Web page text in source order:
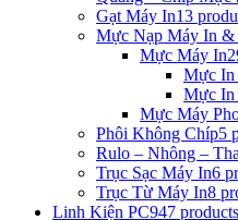
Gạt Máy In13
Mực Nạp Máy In &
Mực Máy In
Mực In
Mực In
Mực Máy
Phôi Không Chíp5
Rulo – Nhông –
Trục Sạc Máy In6
Trục Từ Máy In8
Linh Kiện PC947 products